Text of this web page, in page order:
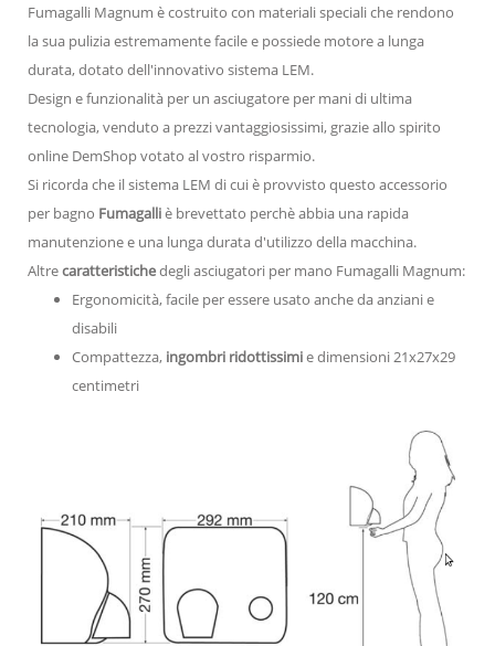
Fumagalli Magnum è costruito con materiali speciali che rendono
la sua pulizia estremamente facile e possiede motore a lunga
durata, dotato dell'innovativo sistema LEM.
Design e funzionalità per un asciugatore per mani di ultima
tecnologia, venduto a prezzi vantaggiosissimi, grazie allo spirito
online DemShop votato al vostro risparmio.
Si ricorda che il sistema LEM di cui è provvisto questo accessorio
per bagno Fumagalliè brevettato perchè abbia una rapida
manutenzione e una lunga durata d'utilizzo della macchina.
Altrecaratteristichedegli asciugatori per mano Fumagalli Magnum:
Ergonomicità, facile per essere usato anche da anziani e
disabili
Compattezza, ingombri ridottissimie dimensioni 21x27x29
centimetri